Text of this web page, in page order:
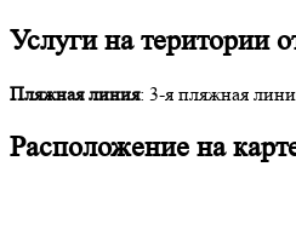
Услуги на територии
Пляжная линия: 3-я пляжная
Расположение на